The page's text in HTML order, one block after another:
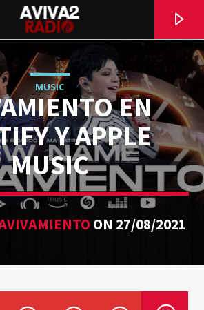
MUSIC
EN
Y APPLE
MUSIC
ON 27/08/2021